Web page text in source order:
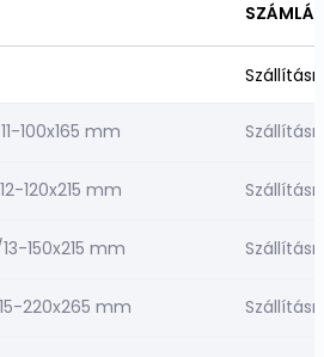
100x165 mm
120x215 mm
150x215 mm
220x265 mm